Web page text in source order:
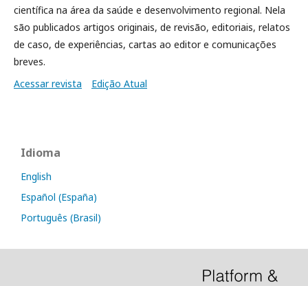
científica na área da saúde e desenvolvimento regional. Nela
são publicados artigos originais, de revisão, editoriais, relatos
de caso, de experiências, cartas ao editor e comunicações
breves.
Acessar revista
Edição Atual
Idioma
English
Español (España)
Português (Brasil)